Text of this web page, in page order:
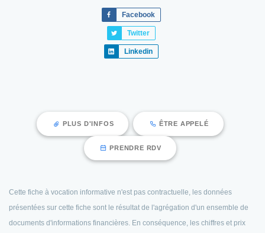
Facebook
Twitter
Linkedin
PLUS D'INFOS ÊTRE APPELÉ
PRENDRE RDV
Cette fiche à vocation informative n'est pas contractuelle, les données
présentées sur cette fiche sont le résultat de l'agrégation d'un ensemble de
documents d'informations financières. En conséquence, les chiffres et prix